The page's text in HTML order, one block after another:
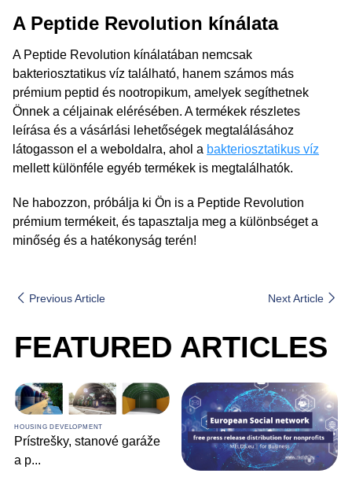
A Peptide Revolution kínálata
A Peptide Revolution kínálatában nemcsak
bakteriosztatikus víz található, hanem számos más
prémium peptid és nootropikum, amelyek segíthetnek
Önnek a céljainak elérésében. A termékek részletes
leírása és a vásárlási lehetőségek megtalálásához
látogasson el a weboldalra, ahol a bakteriosztatikus víz
mellett különféle egyéb termékek is megtalálhatók.
Ne habozzon, próbálja ki Ön is a Peptide Revolution
prémium termékeit, és tapasztalja meg a különbséget a
minőség és a hatékonyság terén!
Previous Article Next Article
FEATURED ARTICLES
HOUSING DEVELOPMENT
Prístrešky, stanové garáže
a p...